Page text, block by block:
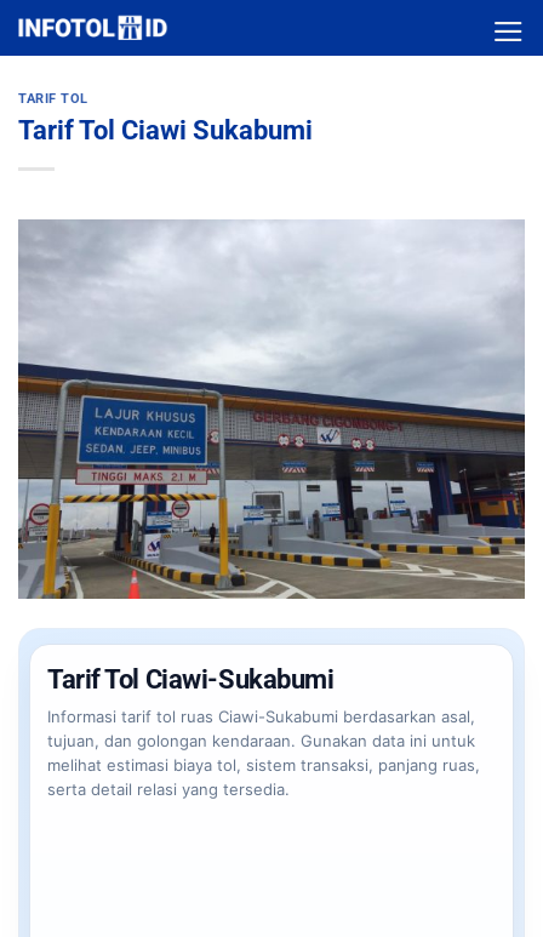
Skip
TARIF TOL
Tarif Tol Ciawi Sukabumi
Tarif Tol Ciawi-Sukabumi
Informasi tarif tol ruas Ciawi-Sukabumi berdasarkan asal,
tujuan, dan golongan kendaraan. Gunakan data ini untuk
melihat estimasi biaya tol, sistem transaksi, panjang ruas,
serta detail relasi yang tersedia.